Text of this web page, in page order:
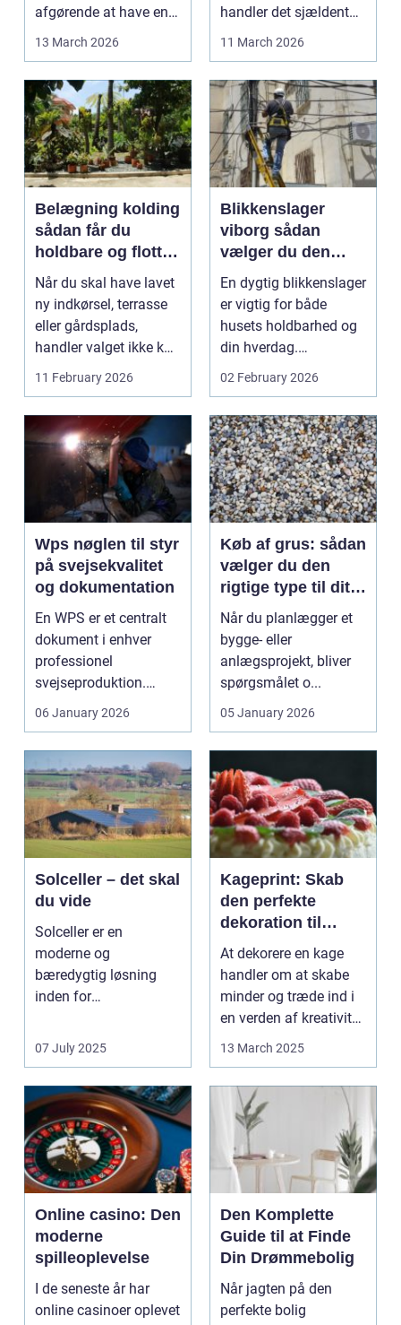
afgørende at have en
pålidel...
13 March 2026
handler det sjældent
kun om jura. Det
11 March 2026
Belægning kolding
sådan får du
holdbare og flotte
udendørsarealer
Når du skal have lavet
ny indkørsel, terrasse
eller gårdsplads,
handler valget ikke kun
om farve på ...
11 February 2026
Blikkenslager
viborg sådan
vælger du den
rette fagmand til
tag og vvs
En dygtig blikkenslager
er vigtig for både
husets holdbarhed og
din hverdag.
Tagrender,
inddækninger...
02 February 2026
Wps nøglen til styr
på svejsekvalitet
og dokumentation
En WPS er et centralt
dokument i enhver
professionel
svejseproduktion.
Alligevel oplever
mange virks...
06 January 2026
Køb af grus: sådan
vælger du den
rigtige type til dit
projekt
Når du planlægger et
bygge- eller
anlægsprojekt, bliver
spørgsmålet o...
05 January 2026
Solceller – det skal
du vide
Solceller er en
moderne og
bæredygtig løsning
inden for
solceller...
07 July 2025
Kageprint: Skab
den perfekte
dekoration til
enhver
begivenhed
At dekorere en kage
handler om at skabe
minder og træde ind i
en verden af kreativitet,
hvor k...
13 March 2025
Online casino: Den
moderne
spilleoplevelse
I de seneste år har
online casinoer oplevet
Den Komplette
Guide til at Finde
Din Drømmebolig
Når jagten på den
perfekte bolig